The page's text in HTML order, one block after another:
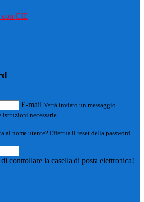
con CIE
E-mail Verrà inviato un messaggio
necessarie.
al nome utente? Effettua il reset della password
controllare la casella di posta elettronica!